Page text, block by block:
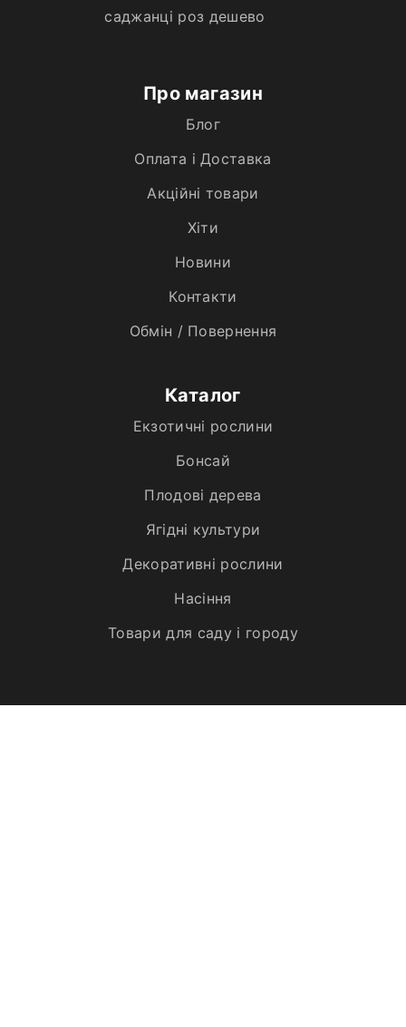
саджанці роз дешево
Про магазин
Блог
Оплата і Доставка
Акційні товари
Хiти
Новини
Контакти
Обмін / Повернення
Каталог
Екзотичні рослини
Бонсай
Плодові дерева
Ягідні культури
Декоративні рослини
Насіння
Товари для саду і городу